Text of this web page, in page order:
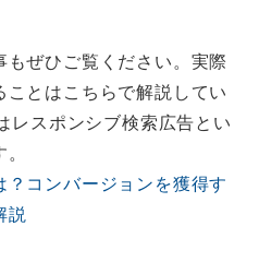
ぜひご覧ください。実際
とはこちらで解説してい
レスポンシブ検索広告とい
コンバージョンを獲得す
説